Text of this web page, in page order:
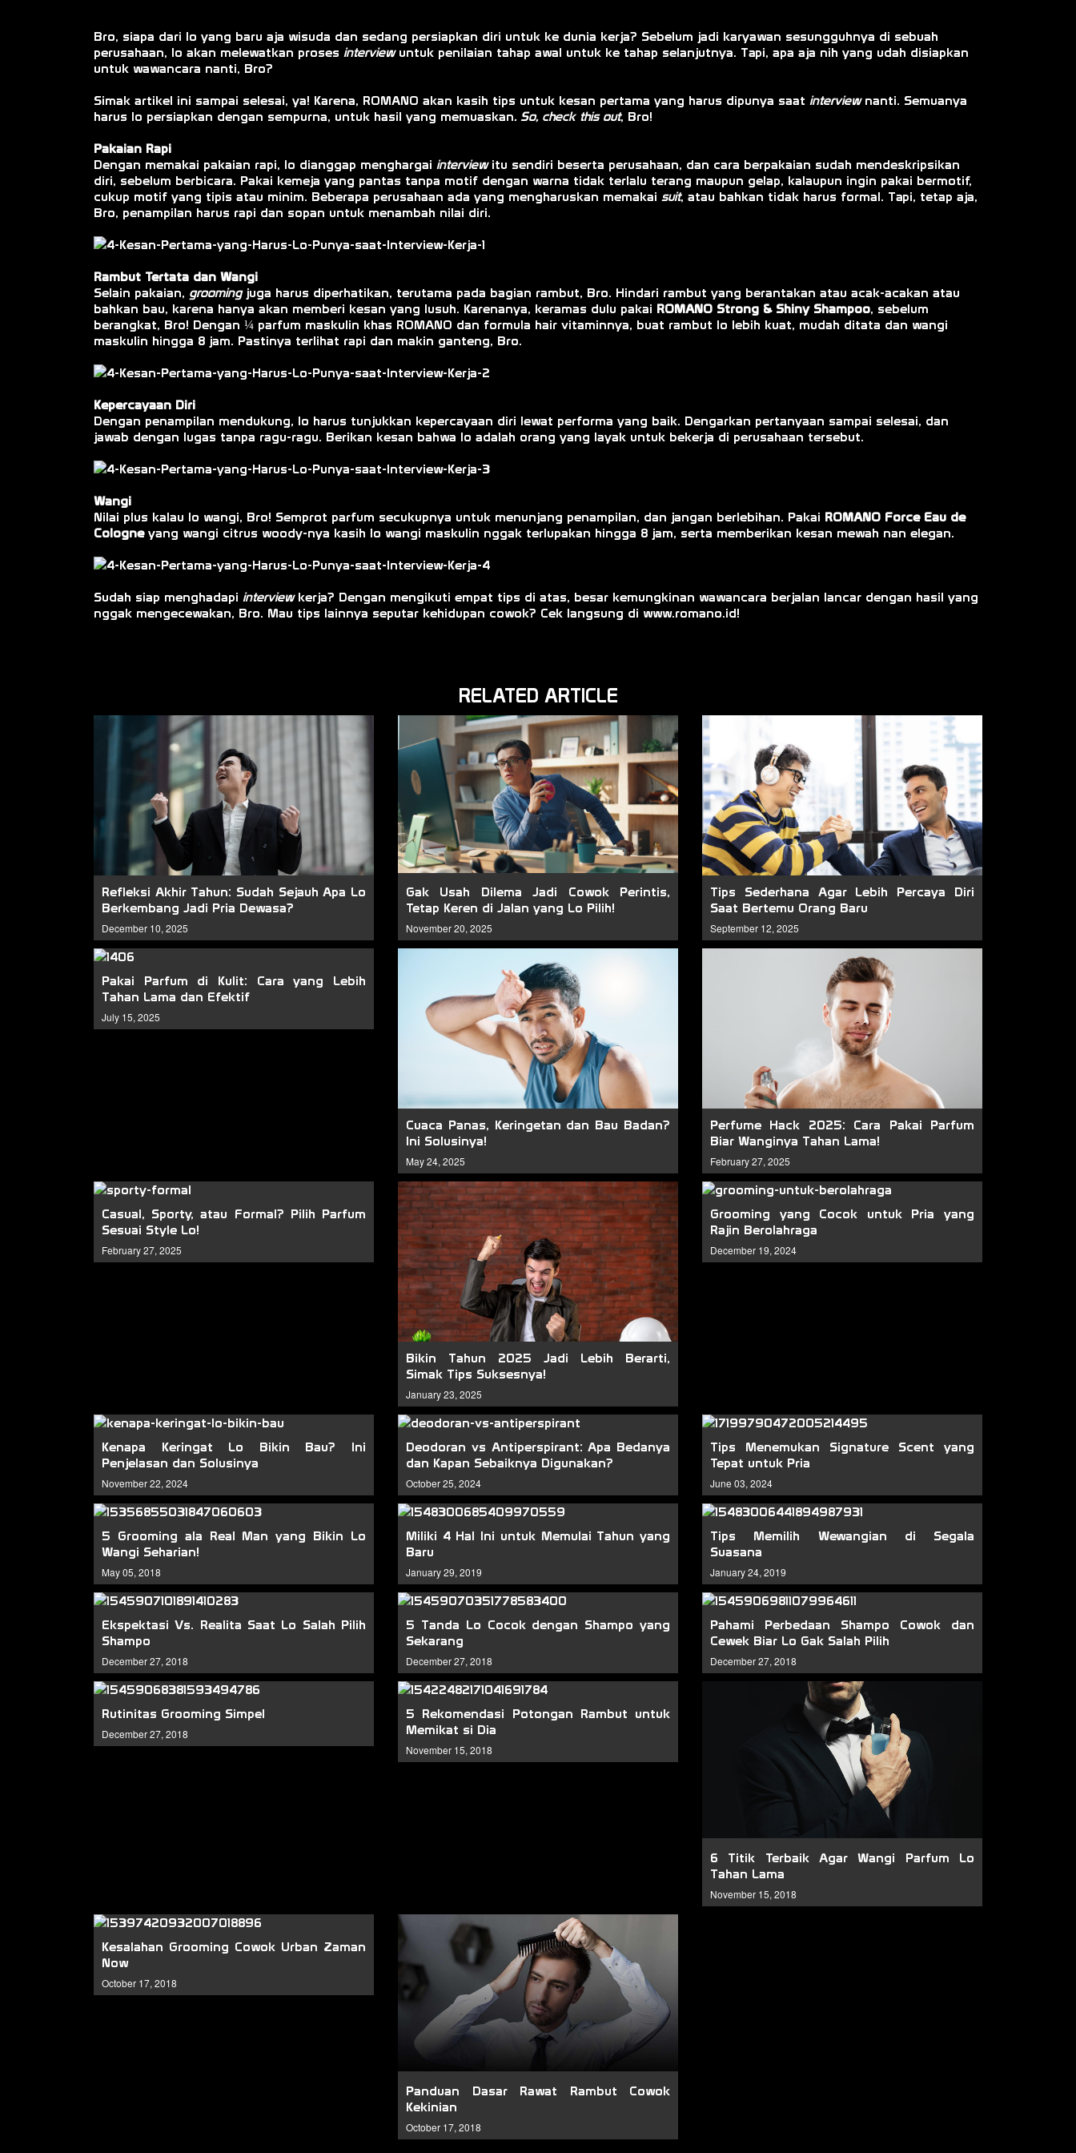
Bro, siapa dari lo yang baru aja wisuda dan sedang persiapkan diri untuk ke dunia kerja? Sebelum jadi karyawan sesungguhnya di sebuah
perusahaan, lo akan melewatkan proses interviewuntuk penilaian tahap awal untuk ke tahap selanjutnya. Tapi, apa aja nih yang udah disiapkan
untuk wawancara nanti, Bro?
Simak artikel ini sampai selesai, ya! Karena, ROMANO akan kasih tips untuk kesan pertama yang harus dipunya saat interviewnanti. Semuanya
harus lo persiapkan dengan sempurna, untuk hasil yang memuaskan. So, check this out, Bro!
Pakaian Rapi
Dengan memakai pakaian rapi, lo dianggap menghargai interviewitu sendiri beserta perusahaan, dan cara berpakaian sudah mendeskripsikan
diri, sebelum berbicara. Pakai kemeja yang pantas tanpa motif dengan warna tidak terlalu terang maupun gelap, kalaupun ingin pakai bermotif,
cukup motif yang tipis atau minim. Beberapa perusahaan ada yang mengharuskan memakai suit, atau bahkan tidak harus formal. Tapi, tetap aja,
Bro, penampilan harus rapi dan sopan untuk menambah nilai diri.
Rambut Tertata dan Wangi
Selain pakaian, groomingjuga harus diperhatikan, terutama pada bagian rambut, Bro. Hindari rambut yang berantakan atau acak-acakan atau
bahkan bau, karena hanya akan memberi kesan yang lusuh. Karenanya, keramas dulu pakai ROMANO Strong & ShinyShampoo, sebelum
berangkat, Bro! Dengan ¼ parfum maskulin khas ROMANO dan formula hair vitaminnya, buat rambut lo lebih kuat, mudah ditata dan wangi
maskulin hingga 8 jam. Pastinya terlihat rapi dan makin ganteng, Bro.
Kepercayaan Diri
Dengan penampilan mendukung, lo harus tunjukkan kepercayaan diri lewat performa yang baik. Dengarkan pertanyaan sampai selesai, dan
jawab dengan lugas tanpa ragu-ragu. Berikan kesan bahwa lo adalah orang yang layak untuk bekerja di perusahaan tersebut.
Wangi
Nilai plus kalau lo wangi, Bro! Semprot parfum secukupnya untuk menunjang penampilan, dan jangan berlebihan. Pakai ROMANO Force Eau de
Cologneyang wangi citrus woody-nya kasih lo wangi maskulin nggak terlupakan hingga 8 jam, serta memberikan kesan mewah nan elegan.
Sudah siap menghadapi interviewkerja? Dengan mengikuti empat tips di atas, besar kemungkinan wawancara berjalan lancar dengan hasil yang
nggak mengecewakan, Bro. Mau tips lainnya seputar kehidupan cowok? Cek langsung di www.romano.id!
RELATED ARTICLE
Refleksi Akhir Tahun: Sudah Sejauh Apa Lo
Berkembang Jadi Pria Dewasa?
December 10, 2025
Gak Usah Dilema Jadi Cowok Perintis,
Tetap Keren di Jalan yang Lo Pilih!
November 20, 2025
Tips Sederhana Agar Lebih Percaya Diri
Saat Bertemu Orang Baru
September 12, 2025
Pakai Parfum di Kulit: Cara yang Lebih
Tahan Lama dan Efektif
July 15, 2025
Cuaca Panas, Keringetan dan Bau Badan?
Ini Solusinya!
May 24, 2025
Perfume Hack 2025: Cara Pakai Parfum
Biar Wanginya Tahan Lama!
February 27, 2025
Casual, Sporty, atau Formal? Pilih Parfum
Sesuai Style Lo!
February 27, 2025
Bikin Tahun 2025 Jadi Lebih Berarti,
Simak Tips Suksesnya!
January 23, 2025
Grooming yang Cocok untuk Pria yang
Rajin Berolahraga
December 19, 2024
Kenapa Keringat Lo Bikin Bau? Ini
Penjelasan dan Solusinya
November 22, 2024
Deodoran vs Antiperspirant: Apa Bedanya
dan Kapan Sebaiknya Digunakan?
October 25, 2024
Tips Menemukan Signature Scent yang
Tepat untuk Pria
June 03, 2024
5 Grooming ala Real Man yang Bikin Lo
Wangi Seharian!
May 05, 2018
Miliki 4 Hal Ini untuk Memulai Tahun yang
Baru
January 29, 2019
Tips Memilih Wewangian di Segala
Suasana
January 24, 2019
Ekspektasi Vs. Realita Saat Lo Salah Pilih
Shampo
December 27, 2018
5 Tanda Lo Cocok dengan Shampo yang
Sekarang
December 27, 2018
Pahami Perbedaan Shampo Cowok dan
Cewek Biar Lo Gak Salah Pilih
December 27, 2018
Rutinitas Grooming Simpel
December 27, 2018
5 Rekomendasi Potongan Rambut untuk
Memikat si Dia
November 15, 2018
6 Titik Terbaik Agar Wangi Parfum Lo
Tahan Lama
November 15, 2018
Kesalahan Grooming Cowok Urban Zaman
Now
October 17, 2018
Panduan Dasar Rawat Rambut Cowok
Kekinian
October 17, 2018